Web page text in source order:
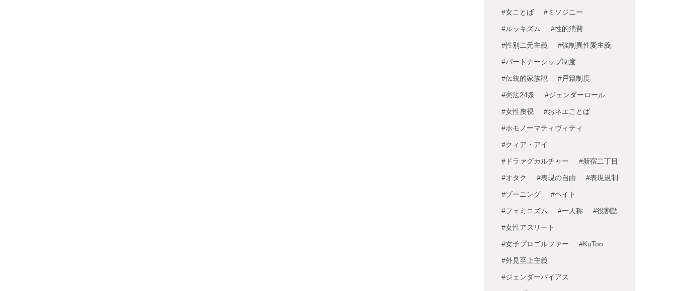
#女ことば #ミソジニー
#ルッキズム #性的消費
#性別二元主義 #強制異性愛主義
#パートナーシップ制度
#伝統的家族観 #戸籍制度
#憲法24条 #ジェンダーロール
#女性蔑視 #おネエことば
#ホモノーマティヴィティ
#クィア・アイ
#ドラァグカルチャー #新宿二丁目
#オタク #表現の自由 #表現規制
#ゾーニング #ヘイト
#フェミニズム #一人称 #役割語
#女性アスリート
#女子プロゴルファー #KuToo
#外見至上主義
#ジェンダーバイアス